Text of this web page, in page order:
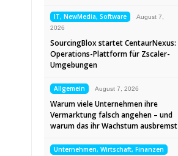
IT, NewMedia, Software
August 7,
2026
SourcingBlox startet CentaurNexus:
Operations-Plattform für Zscaler-
Umgebungen
Allgemein August 7, 2026
Warum viele Unternehmen ihre
Vermarktung falsch angehen – und
warum das ihr Wachstum ausbremst
Unternehmen, Wirtschaft, Finanzen